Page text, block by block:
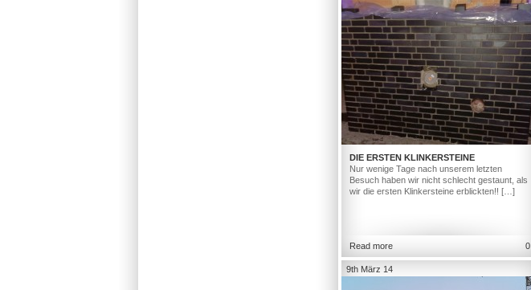
DIE ERSTEN KLINKERSTEINE
Nur wenige Tage nach unserem letzten
Besuch haben wir nicht schlecht gestaunt, als
wir die ersten Klinkersteine erblickten!! […]
Read more 0
9th März 14